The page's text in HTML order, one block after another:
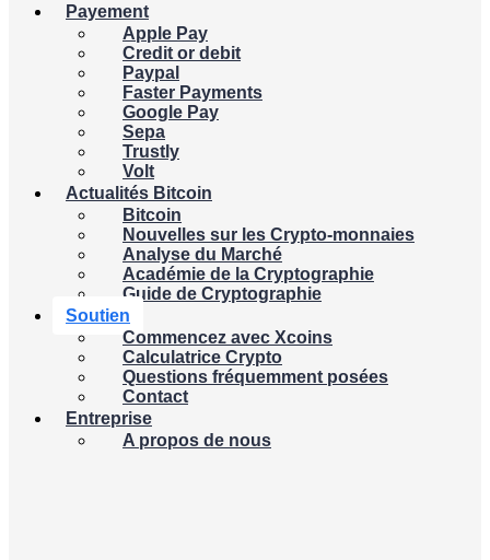
Payement
Apple Pay
Credit or debit
Paypal
Faster Payments
Google Pay
Sepa
Trustly
Volt
Actualités Bitcoin
Bitcoin
Nouvelles sur les Crypto-monnaies
Analyse du Marché
Académie de la Cryptographie
Guide de Cryptographie
Soutien
Commencez avec Xcoins
Calculatrice Crypto
Questions fréquemment posées
Contact
Entreprise
A propos de nous